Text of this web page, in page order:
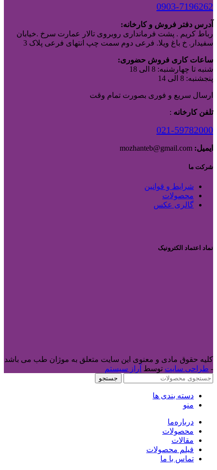
0903-7196262
آدرس دفتر فروش و کارخانه:
رباط کریم . پشت فرمانداری روبروی تالار عمارت سرخ .خیابان
سفیدار. خ باغ ویلا. فرعی دوم سمت چپ انتهای فرعی پلاک 3
ساعات کاری فروش حضوری:
شنبه تا چهارشنبه: 8 الی 18
پنجشنبه: 8 الی 14
ارسال سریع و فوری بصورت تمام وقت
تلفن کارخانه :
021-59782000
ایمیل:
شرکت ما
شرایط و قوانین
محصولات
گالری عکس
نماد اعتماد الکترونیک
کلیه حقوق مادی و معنوی این سایت متعلق به موژان طب می باشد
- طراحی سایت توسط آراز سیستم
جستجو
دسته بندی ها
منو
درباره‌ما
محصولات
مقالات
فیلم محصولات
تماس با ما